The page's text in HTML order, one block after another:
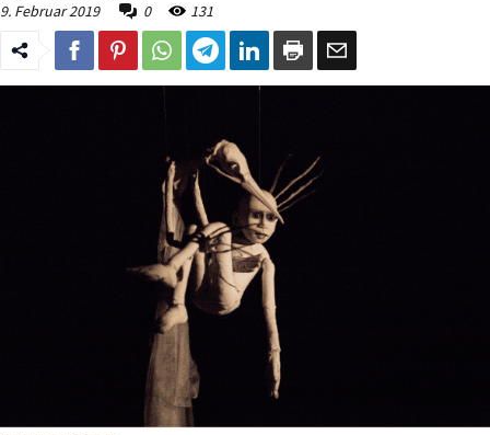
9. Februar 2019
0 131